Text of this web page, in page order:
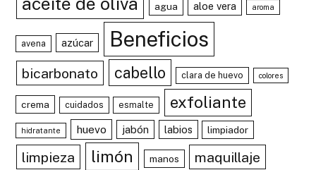
agua aloe vera aroma
avena azúcar Beneficios
bicarbonato cabello clara de huevo colores
crema cuidados esmalte exfoliante
hidratante huevo jabón labios limpiador
limpieza limón manos maquillaje